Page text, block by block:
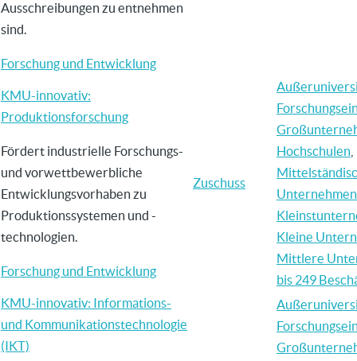
Ausschreibungen zu entnehmen
sind.
Forschung und Entwicklung
KMU-innovativ:
Produktionsforschung
Fördert industrielle Forschungs-
und vorwettbewerbliche
Entwicklungsvorhaben zu
Produktionssystemen und -
technologien.
Forschung und Entwicklung
Zuschuss
Hochschulen
Unternehmen
Kleine
Mittlere
bis 249
KMU-innovativ: Informations-
und Kommunikationstechnologie
(IKT)